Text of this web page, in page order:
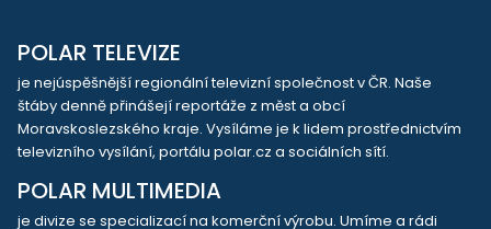
POLAR TELEVIZE
je nejúspěšnější regionální televizní společnost v ČR. Naše
štáby denně přinášejí reportáže z měst a obcí
Moravskoslezského kraje. Vysíláme je k lidem prostřednictvím
televizního vysílání, portálu polar.cz a sociálních sítí.
POLAR MULTIMEDIA
je divize se specializací na komerční výrobu. Umíme a rádi